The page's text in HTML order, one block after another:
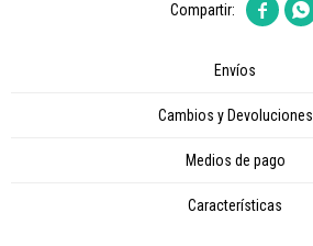
 
Envíos
Cambios y Devoluciones
Medios de pago
Características